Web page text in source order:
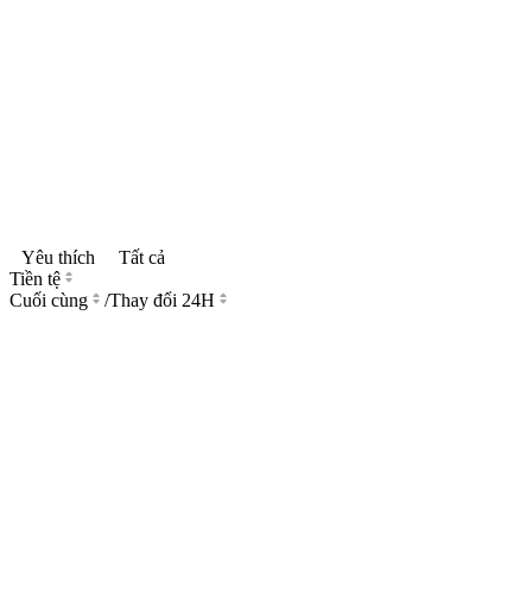
Yêu thích
Tất cả
Tiền tệ
Cuối cùng
/Thay đổi 24H